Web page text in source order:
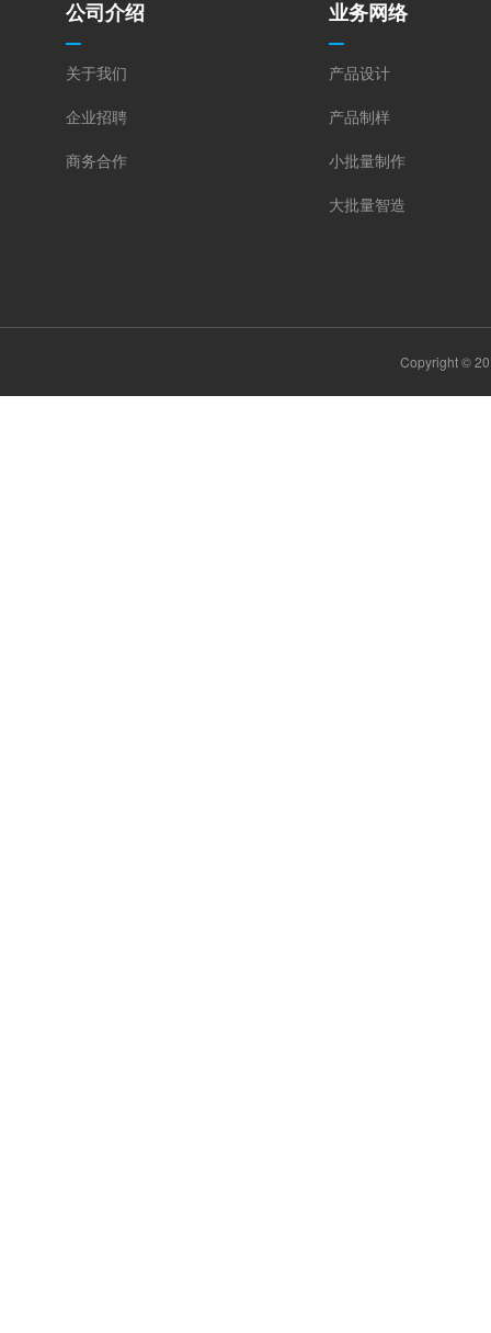
公司介绍
关于我们
企业招聘
商务合作
业务网络
产品设计
产品制样
小批量制作
大批量智造
Copyright ©